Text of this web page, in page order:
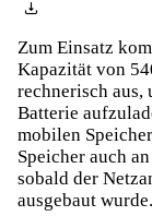
Zum Einsatz
Kapazität von
rechnerisch aus,
Batterie
mobilen
Speicher auch
sobald der
ausgebaut wurde.